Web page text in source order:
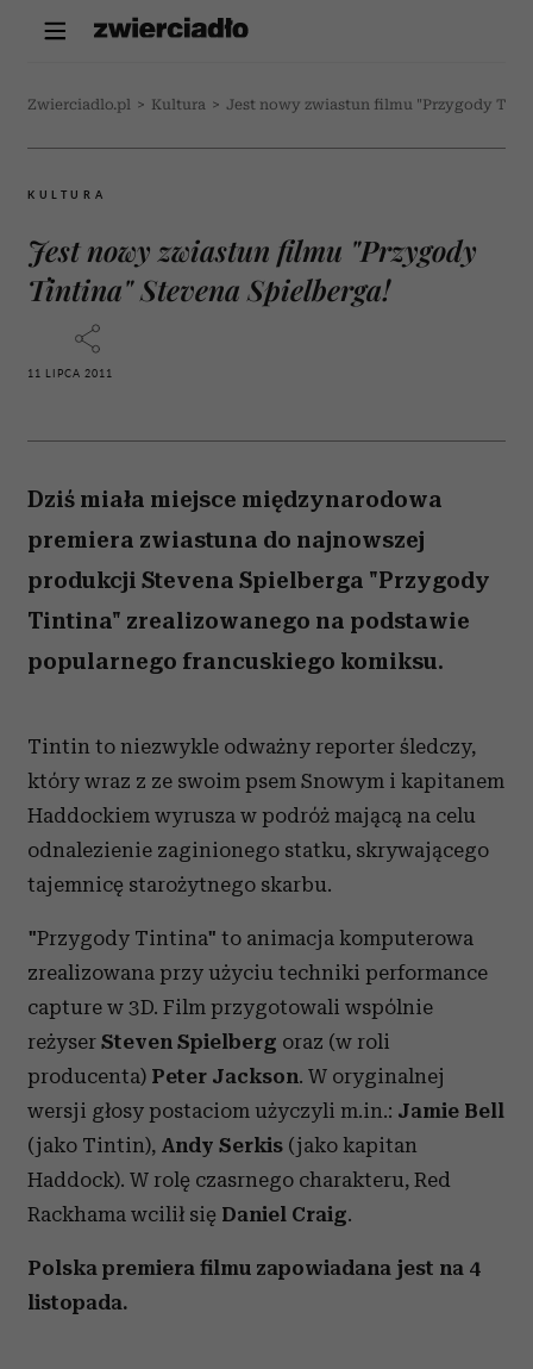
Zwierciadlo.pl > Kultura > Jest nowy zwiastun filmu "Przygody
KULTURA
Jest nowy zwiastun filmu "Przygody
Tintina" Stevena Spielberga!
11 LIPCA 2011
Dziś miała miejsce międzynarodowa
premiera zwiastuna do najnowszej
produkcji Stevena Spielberga "Przygody
Tintina" zrealizowanego na podstawie
popularnego francuskiego komiksu.
Tintin to niezwykle odważny reporter śledczy,
który wraz z ze swoim psem Snowym i kapitanem
Haddockiem wyrusza w podróż mającą na celu
odnalezienie zaginionego statku, skrywającego
tajemnicę starożytnego skarbu.
"Przygody Tintina" to animacja komputerowa
zrealizowana przy użyciu techniki performance
capture w 3D. Film przygotowali wspólnie
reżyser Steven Spielberg oraz (w roli
producenta) Peter Jackson. W oryginalnej
wersji głosy postaciom użyczyli m.in.: Jamie Bell
(jako Tintin), Andy Serkis (jako kapitan
Haddock). W rolę czasrnego charakteru, Red
Rackhama wcilił się Daniel Craig.
Polska premiera filmu zapowiadana jest na 4
listopada.